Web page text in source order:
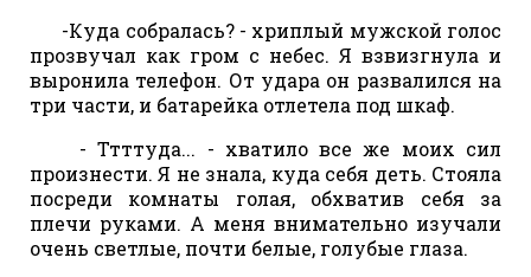
-Куда собралась? - хриплый мужской голос
прозвучал как гром с небес. Я взвизгнула и
выронила телефон. От удара он развалился на
три части, и батарейка отлетела под шкаф.
- Ттттуда... - хватило все же моих сил
произнести. Я не знала, куда себя деть. Стояла
посреди комнаты голая, обхватив себя за
плечи руками. А меня внимательно изучали
очень светлые, почти белые, голубые глаза.